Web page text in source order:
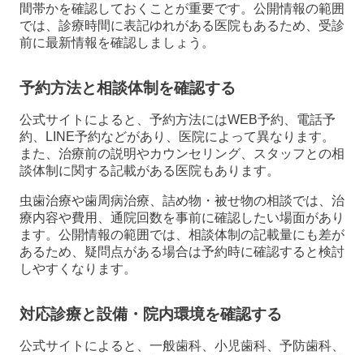
間帯かを確認しておくことが重要です。公開情報の範囲
では、診療時間に表記ゆれがある医院もあるため、受診
前に最新情報を確認しましょう。
予約方法と相談体制を確認する
公式サイトによると、予約方法にはWEB予約、電話予
約、LINE予約などがあり、医院によって異なります。
また、治療前の説明やカウンセリング、スタッフとの相
談体制に関する記載がある医院もあります。
虫歯治療や歯周病治療、詰め物・被せ物の相談では、治
療内容や費用、通院回数を事前に確認したい場面があり
ます。公開情報の範囲では、相談体制の記載量にも差が
あるため、疑問点がある場合は予約時に確認すると検討
しやすくなります。
対応診療と設備・院内環境を確認する
公式サイトによると、一般歯科、小児歯科、予防歯科、